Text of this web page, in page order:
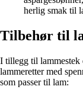
herlig smak til
Tilbehør til
I tillegg til lammestek
lammeretter med
som passer til lam: